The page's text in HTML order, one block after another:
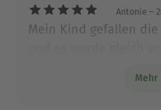
schweren Kindheit
»Aktiver Botschafter«
sein 30-jähriges
Antonie –
Mein Kind gefallen
Mehr